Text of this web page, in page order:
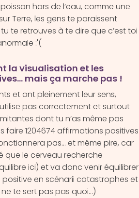
hors de l’eau, comme une
Terre, les gens te paraissent
te retrouves à te dire que c’est toi
:'(
la visualisation et les
mais ça marche pas !
et ont pleinement leur sens,
pas correctement et surtout
dont tu n’as même pas
faire 1204674 affirmations positives
pas… et même pire, car
que le cerveau recherche
ici) et va donc venir équilibrer
en scénarii catastrophes et
te sert pas pas quoi…)